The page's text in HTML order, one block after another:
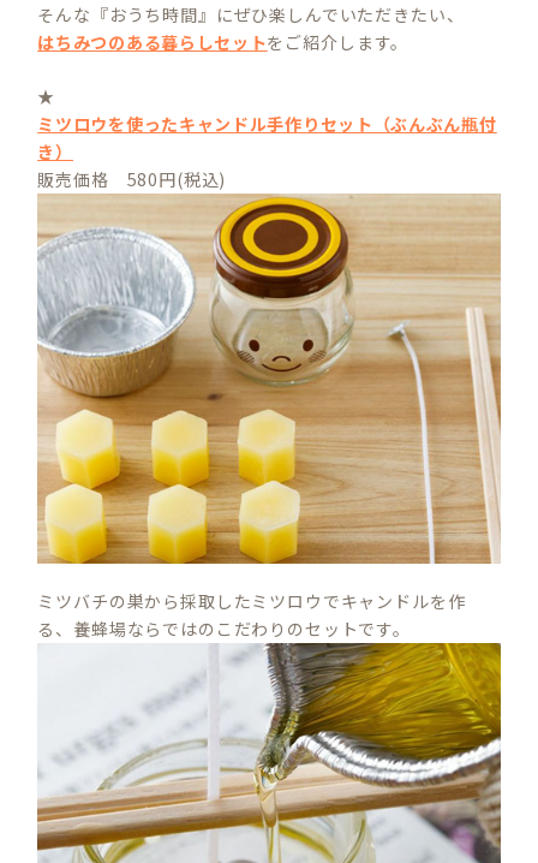
そんな『おうち時間』にぜひ楽しんでいただきたい、
はちみつのある暮らしセットをご紹介します。
★
ミツロウを使ったキャンドル手作りセット（ぶんぶん瓶付
き）
販売価格 580円(税込)
ミツバチの巣から採取したミツロウでキャンドルを作
る、養蜂場ならではのこだわりのセットです。